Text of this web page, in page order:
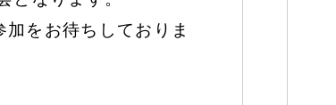
をお待ちしておりま